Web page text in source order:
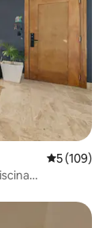
5 de uma
5 (109)